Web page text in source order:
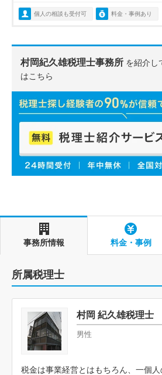
個人の相談も受付可 料金・事例あり
村岡紀久雄税理士事務所 を紹介し
はこちら
事務所情報 料金・事例
所属税理士
村岡 紀久雄税理士
男性
税金は事業経営とはもちろん、一個